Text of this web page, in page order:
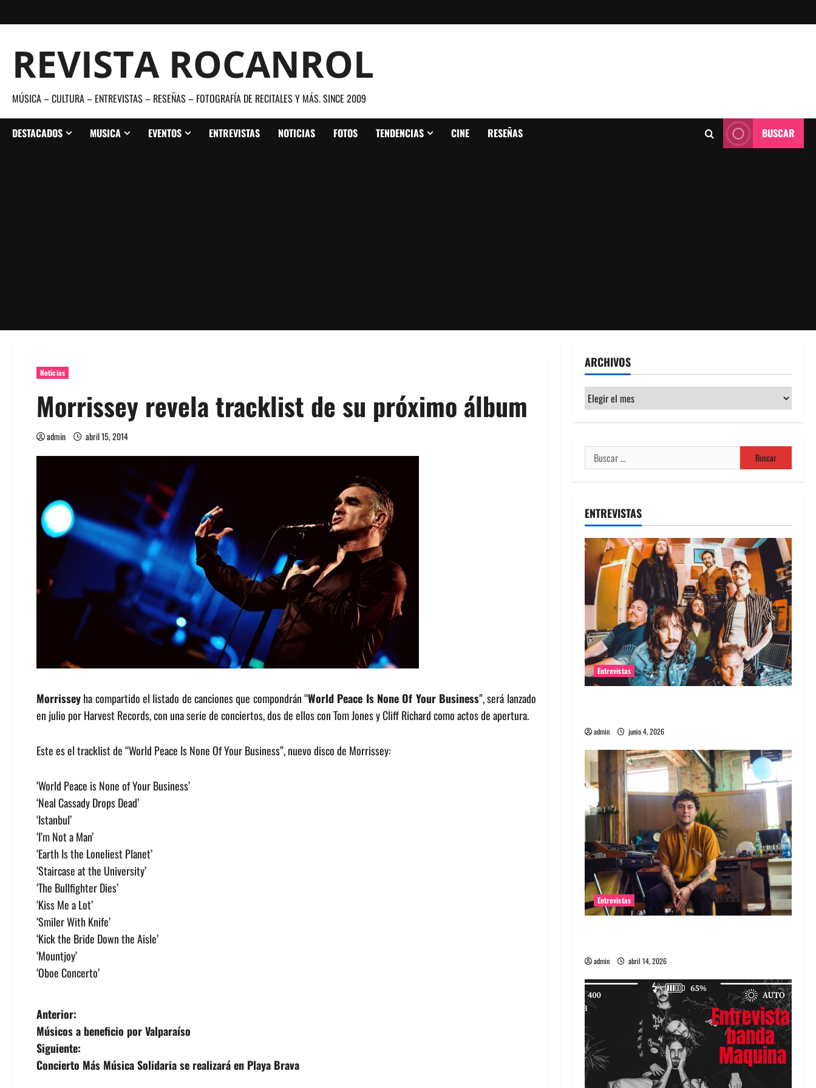
al
REVISTA ROCANROL
MÚSICA – CULTURA – ENTREVISTAS – RESEÑAS – FOTOGRAFÍA DE RECITALES Y MÁS. SINCE 2009
DESTACADOS MUSICA EVENTOS ENTREVISTAS NOTICIAS FOTOS TENDENCIAS CINE RESEÑAS BUSCAR
Noticias
Morrissey revela tracklist de su próximo álbum
admin abril 15, 2014
Morrisseyha compartido el listado de canciones que compondrán “World Peace Is None Of Your Business”, será lanzado
en julio por Harvest Records, con una serie de conciertos, dos de ellos con Tom Jones y Cliff Richard como actos de apertura.
Este es el tracklist de “World Peace Is None Of Your Business”, nuevo disco de Morrissey:
‘World Peace is None of Your Business’
‘Neal Cassady Drops Dead’
‘Istanbul’
‘I’m Not a Man’
‘Earth Is the Loneliest Planet’
‘Staircase at the University’
‘The Bullfighter Dies’
‘Kiss Me a Lot’
‘Smiler With Knife’
‘Kick the Bride Down the Aisle’
‘Mountjoy’
‘Oboe Concerto’
N
a
v
Anterior:
Músicos a beneficio por Valparaíso
Siguiente:
Concierto Más Música Solidaria se realizará en Playa Brava
ARCHIVOS
Archivos
Buscar:
ENTREVISTAS
Entrevistas
admin junio 4, 2026
Entrevistas
admin abril 14, 2026